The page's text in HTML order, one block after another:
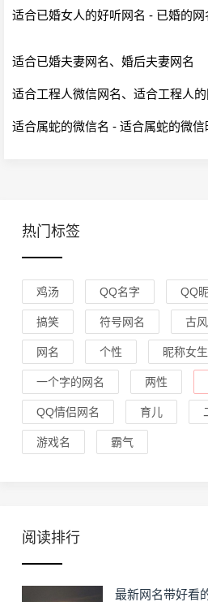
适合已婚女人的好听网名 - 已婚的
适合已婚夫妻网名、婚后夫妻网名
适合工程人微信网名、适合工程人的
适合属蛇的微信名 - 适合属蛇的微信
热门标签
鸡汤 QQ名字 QQ
搞笑 符号网名 古风
网名 个性 昵称女生
一个字的网名 两性
QQ情侣网名 育儿
游戏名 霸气
阅读排行
最新网名带好看